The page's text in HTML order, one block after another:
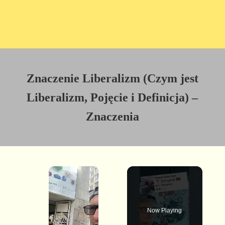
Znaczenie Liberalizm (Czym jest
Liberalizm, Pojęcie i Definicja) –
Znaczenia
×
Now Playing